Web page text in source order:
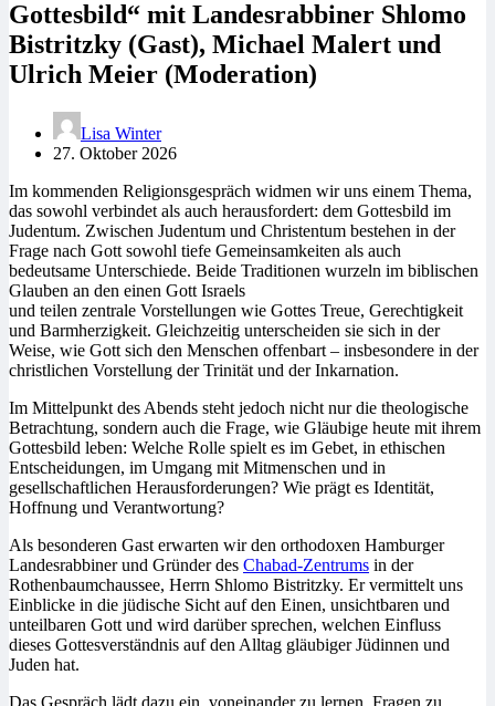
Gottesbild“ mit Landesrabbiner Shlomo
Bistritzky (Gast), Michael Malert und
Ulrich Meier (Moderation)
Lisa Winter
27. Oktober 2026
Im kommenden Religionsgespräch widmen wir uns einem Thema,
das sowohl verbindet als auch herausfordert: dem Gottesbild im
Judentum. Zwischen Judentum und Christentum bestehen in der
Frage nach Gott sowohl tiefe Gemeinsamkeiten als auch
bedeutsame Unterschiede. Beide Traditionen wurzeln im biblischen
Glauben an den einen Gott Israels
und teilen zentrale Vorstellungen wie Gottes Treue, Gerechtigkeit
und Barmherzigkeit. Gleichzeitig unterscheiden sie sich in der
Weise, wie Gott sich den Menschen offenbart – insbesondere in der
christlichen Vorstellung der Trinität und der Inkarnation.
Im Mittelpunkt des Abends steht jedoch nicht nur die theologische
Betrachtung, sondern auch die Frage, wie Gläubige heute mit ihrem
Gottesbild leben: Welche Rolle spielt es im Gebet, in ethischen
Entscheidungen, im Umgang mit Mitmenschen und in
gesellschaftlichen Herausforderungen? Wie prägt es Identität,
Hoffnung und Verantwortung?
Als besonderen Gast erwarten wir den orthodoxen Hamburger
Landesrabbiner und Gründer des Chabad-Zentrums in der
Rothenbaumchaussee, Herrn Shlomo Bistritzky. Er vermittelt uns
Einblicke in die jüdische Sicht auf den Einen, unsichtbaren und
unteilbaren Gott und wird darüber sprechen, welchen Einfluss
dieses Gottesverständnis auf den Alltag gläubiger Jüdinnen und
Juden hat.
Das Gespräch lädt dazu ein, voneinander zu lernen, Fragen zu